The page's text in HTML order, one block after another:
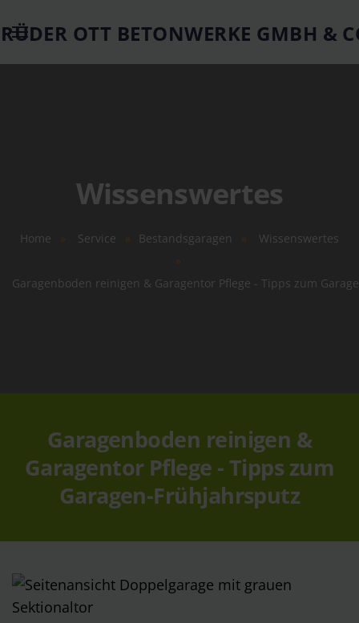
Springe zum Hauptinhalt
Wissenswertes
Home Service Bestandsgaragen Wissenswertes
Garagenboden reinigen & Garagentor Pflege - Tipps zum
Garagenboden reinigen &
Garagentor Pflege - Tipps zum
Garagen-Frühjahrsputz